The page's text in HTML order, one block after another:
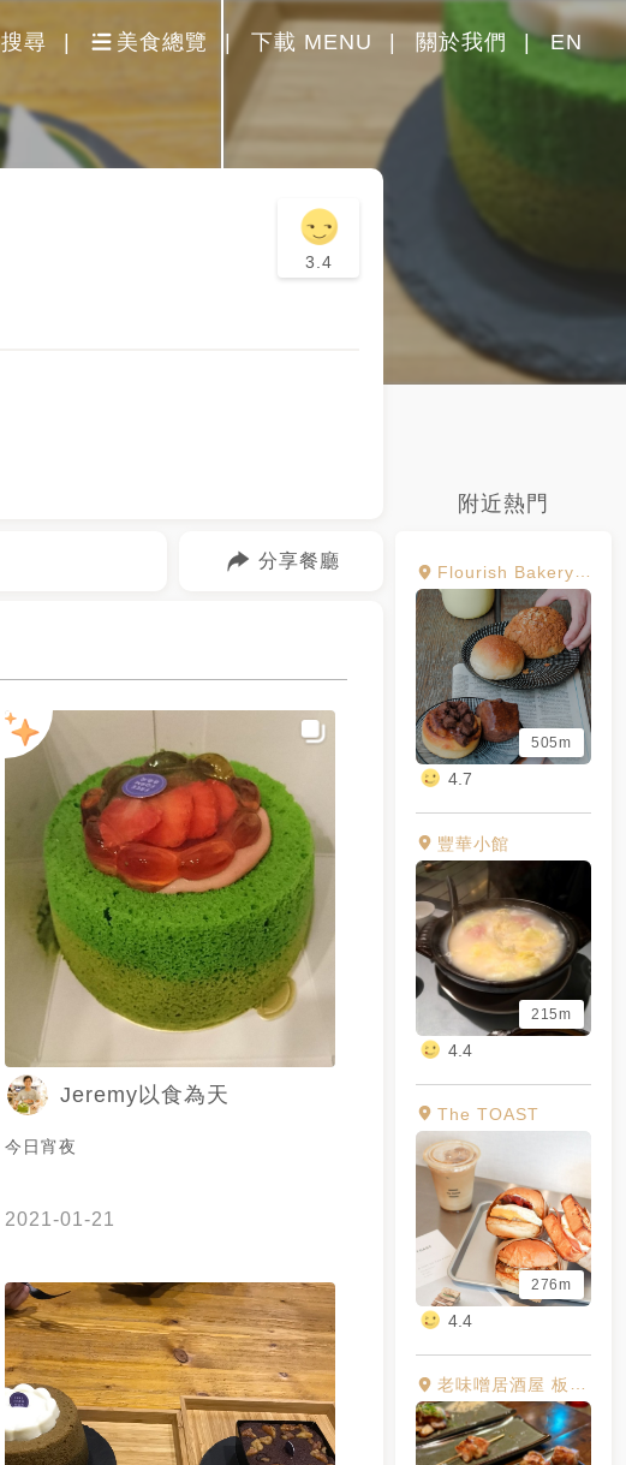
搜尋 美食總覽 下載 MENU 關於我們 EN
附近熱門
Flourish Bakery花咲
505m
4.7
豐華小館
215m
4.4
The TOAST
276m
4.4
老味噌居酒屋 板橋-江翠店
3.4
分享餐廳
Jeremy以食為天
今日宵夜
2021-01-21